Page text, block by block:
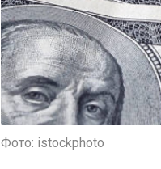
Фото: istockphoto